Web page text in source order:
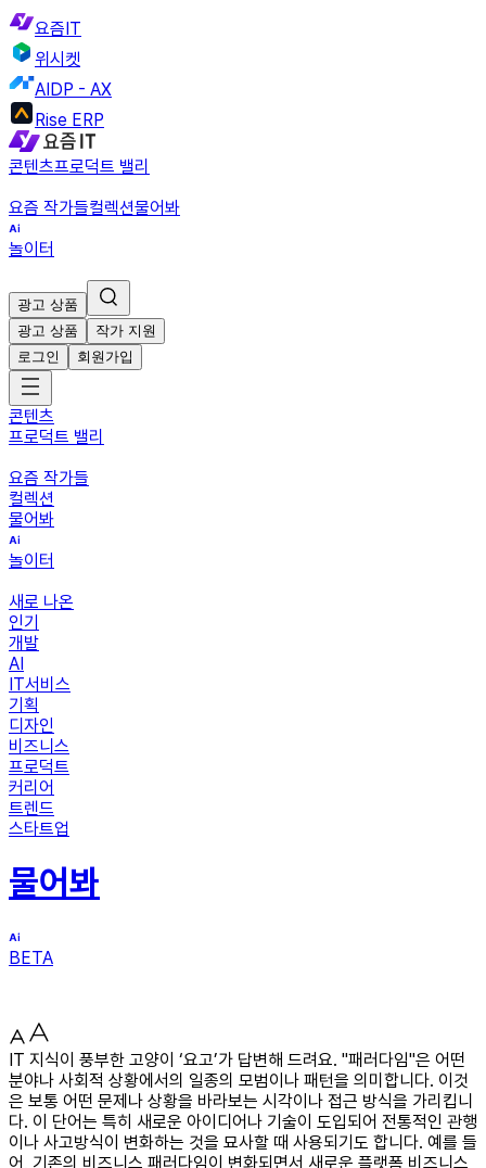
요즘IT
위시켓
AIDP - AX
Rise ERP
콘텐츠프로덕트 밸리
요즘 작가들컬렉션물어봐
놀이터
광고 상품
광고 상품
작가 지원
로그인
회원가입
콘텐츠
프로덕트 밸리
요즘 작가들
컬렉션
물어봐
놀이터
새로 나온
인기
개발
AI
IT서비스
기획
디자인
비즈니스
프로덕트
커리어
트렌드
스타트업
물어봐
BETA
IT 지식이 풍부한 고양이 ‘요고’가 답변해 드려요. "패러다임"은 어떤
분야나 사회적 상황에서의 일종의 모범이나 패턴을 의미합니다. 이것
은 보통 어떤 문제나 상황을 바라보는 시각이나 접근 방식을 가리킵니
다. 이 단어는 특히 새로운 아이디어나 기술이 도입되어 전통적인 관행
이나 사고방식이 변화하는 것을 묘사할 때 사용되기도 합니다. 예를 들
어, 기존의 비즈니스 패러다임이 변화되면서 새로운 플랫폼 비즈니스